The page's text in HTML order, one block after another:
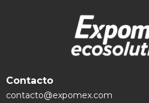
Contacto
contacto@expomex.com